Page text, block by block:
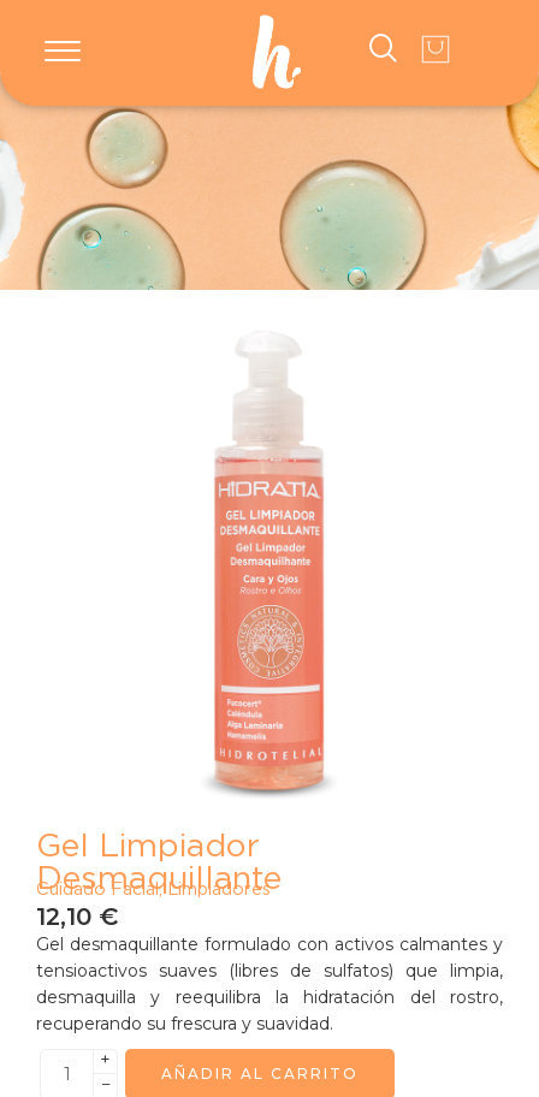
Gel Limpiador
Desmaquillante
Cuidado Facial, Limpiadores
12,10 €
Gel desmaquillante formulado con activos calmantes y
tensioactivos suaves (libres de sulfatos) que limpia,
desmaquilla y reequilibra la hidratación del rostro,
recuperando su frescura y suavidad.
+
−
AÑADIR AL CARRITO